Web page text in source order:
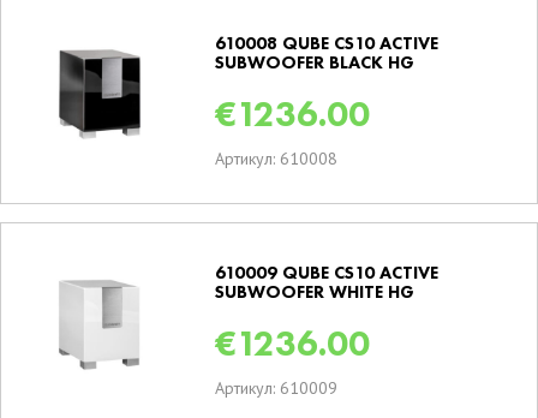
610008 QUBE CS10 ACTIVE
SUBWOOFER BLACK HG
€1236.00
Артикул: 610008
610009 QUBE CS10 ACTIVE
SUBWOOFER WHITE HG
€1236.00
Артикул: 610009